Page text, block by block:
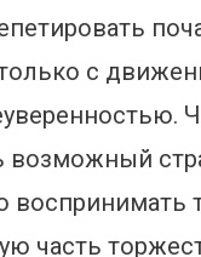
с
возможный
воспринимать
часть